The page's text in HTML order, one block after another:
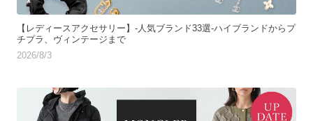
【レディースアクセサリー】-人気ブランド33選-ハイブランドからプ
チプラ、ヴィンテージまで
2026/8/3